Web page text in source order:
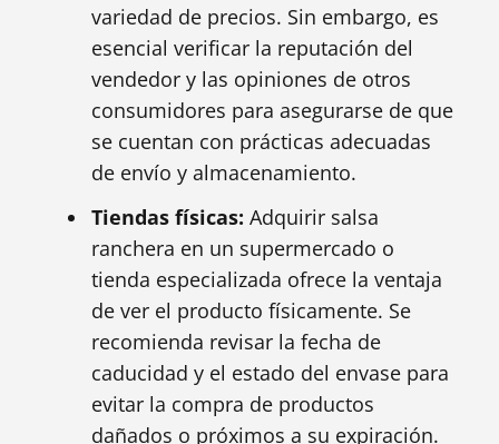
variedad de precios. Sin embargo, es
esencial verificar la reputación del
vendedor y las opiniones de otros
consumidores para asegurarse de que
se cuentan con prácticas adecuadas
de envío y almacenamiento.
Tiendas físicas: Adquirir salsa
ranchera en un supermercado o
tienda especializada ofrece la ventaja
de ver el producto físicamente. Se
recomienda revisar la fecha de
caducidad y el estado del envase para
evitar la compra de productos
dañados o próximos a su expiración.